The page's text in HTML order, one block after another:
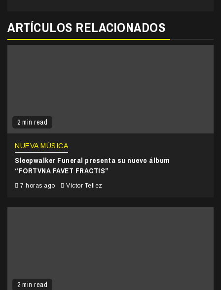
ARTÍCULOS RELACIONADOS
2 min read
NUEVA MÚSICA
Sleepwalker Funeral presenta su nuevo álbum
“FORTVNA FAVET FRACTIS”
7 horas ago Victor Tellez
2 min read